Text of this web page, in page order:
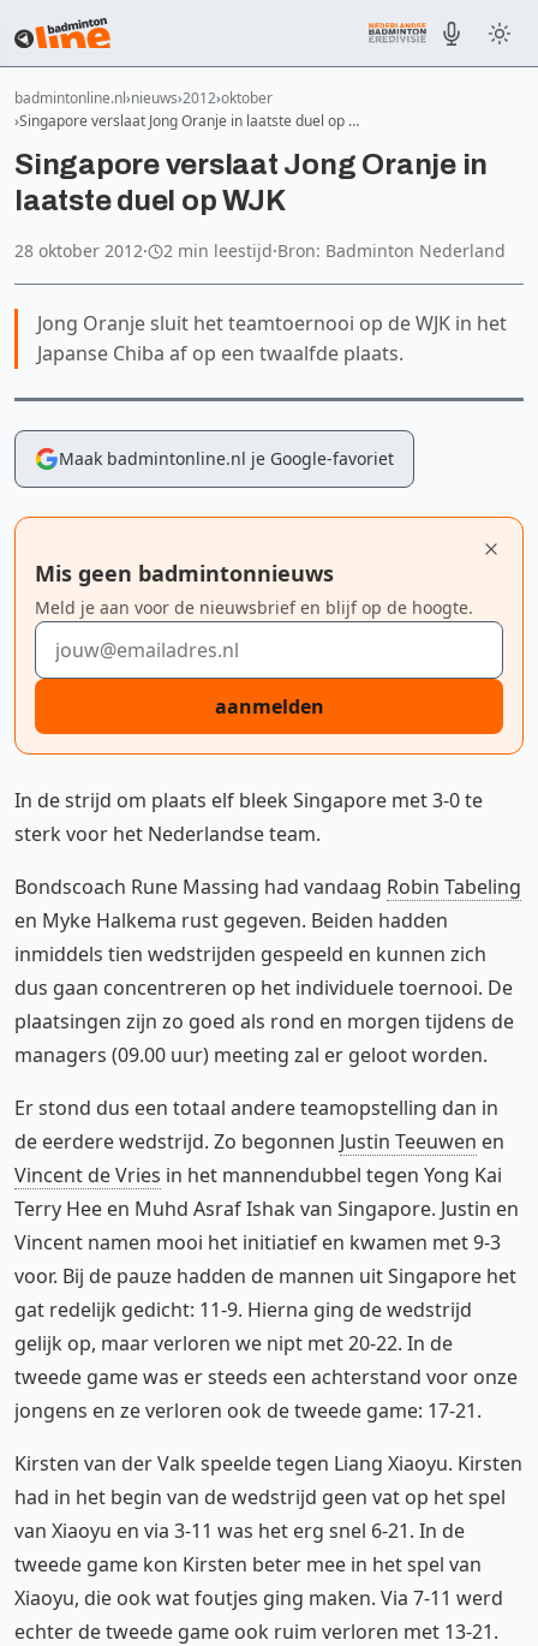
badmintonline.nl nieuws 2012 oktober
Singapore verslaat Jong Oranje in laatste duel op …
Singapore verslaat Jong Oranje in
laatste duel op WJK
28 oktober 2012· 2 min leestijd·Bron: Badminton Nederland
Jong Oranje sluit het teamtoernooi op de WJK in het
Japanse Chiba af op een twaalfde plaats.
Maak badmintonline.nl je Google-favoriet
Mis geen badmintonnieuws
Meld je aan voor de nieuwsbrief en blijf op de hoogte.
E-mailadres
aanmelden
In de strijd om plaats elf bleek Singapore met 3-0 te
sterk voor het Nederlandse team.
Bondscoach Rune Massing had vandaag Robin Tabeling
en Myke Halkema rust gegeven. Beiden hadden
inmiddels tien wedstrijden gespeeld en kunnen zich
dus gaan concentreren op het individuele toernooi. De
plaatsingen zijn zo goed als rond en morgen tijdens de
managers (09.00 uur) meeting zal er geloot worden.
Er stond dus een totaal andere teamopstelling dan in
de eerdere wedstrijd. Zo begonnen Justin Teeuwen en
Vincent de Vries in het mannendubbel tegen Yong Kai
Terry Hee en Muhd Asraf Ishak van Singapore. Justin en
Vincent namen mooi het initiatief en kwamen met 9-3
voor. Bij de pauze hadden de mannen uit Singapore het
gat redelijk gedicht: 11-9. Hierna ging de wedstrijd
gelijk op, maar verloren we nipt met 20-22. In de
tweede game was er steeds een achterstand voor onze
jongens en ze verloren ook de tweede game: 17-21.
Kirsten van der Valk speelde tegen Liang Xiaoyu. Kirsten
had in het begin van de wedstrijd geen vat op het spel
van Xiaoyu en via 3-11 was het erg snel 6-21. In de
tweede game kon Kirsten beter mee in het spel van
Xiaoyu, die ook wat foutjes ging maken. Via 7-11 werd
echter de tweede game ook ruim verloren met 13-21.